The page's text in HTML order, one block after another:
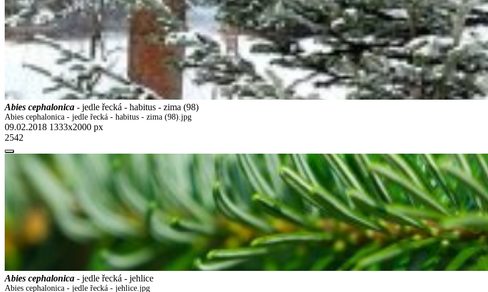
Abies cephalonica - jedle řecká - habitus - zima (98)
Abies cephalonica - jedle řecká - habitus - zima (98).jpg
09.02.2018 1333x2000 px
2542
Abies cephalonica - jedle řecká - jehlice
Abies cephalonica - jedle řecká - jehlice.jpg